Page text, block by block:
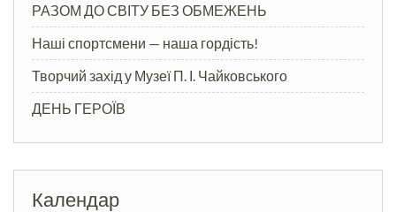
РАЗОМ ДО СВІТУ БЕЗ ОБМЕЖЕНЬ
Наші спортсмени — наша гордість!
Творчий захід у Музеї П. І. Чайковського
ДЕНЬ ГЕРОЇВ
Календар